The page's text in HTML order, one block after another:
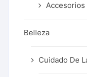
Accesorios
Belleza
Cuidado De